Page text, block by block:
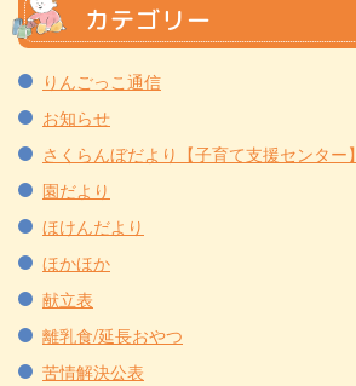
カテゴリー
りんごっこ通信
お知らせ
さくらんぼだより【子育て支援センター】
園だより
ほけんだより
ほかほか
献立表
離乳食/延長おやつ
苦情解決公表